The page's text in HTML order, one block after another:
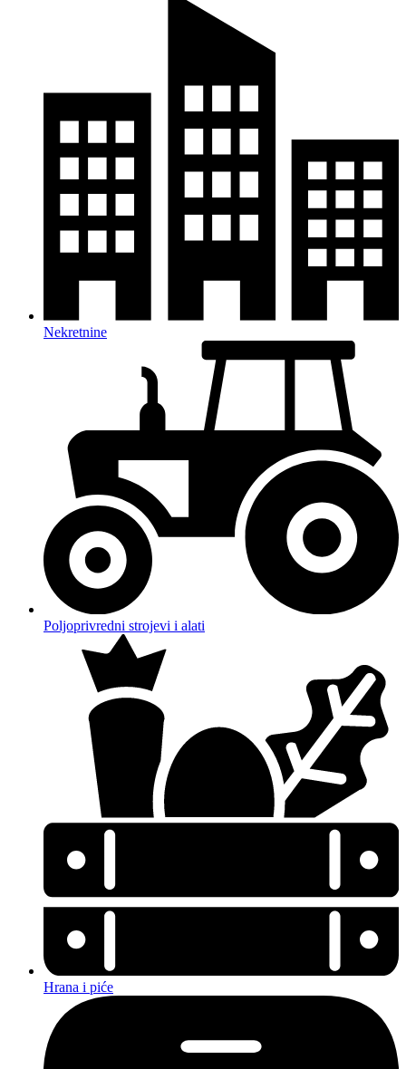
Nekretnine
Poljoprivredni strojevi i alati
Hrana i piće